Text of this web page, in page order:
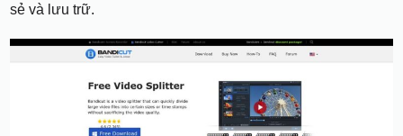
sẻ và lưu trữ.